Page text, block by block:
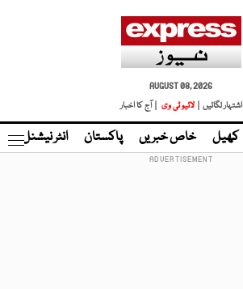
AUGUST 08, 2026
اشتہار لگائیں |
لائیو ٹی وی | آج کا اخبار
کھیل خاص خبریں پاکستان انٹر نیشنل